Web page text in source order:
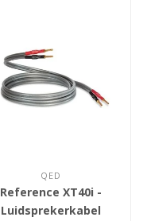
QED
Reference XT40i -
Luidsprekerkabel